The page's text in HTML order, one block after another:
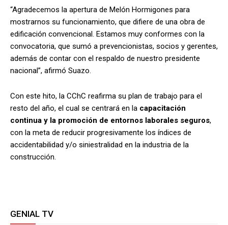
“Agradecemos la apertura de Melón Hormigones para
mostrarnos su funcionamiento, que difiere de una obra de
edificación convencional. Estamos muy conformes con la
convocatoria, que sumó a prevencionistas, socios y gerentes,
además de contar con el respaldo de nuestro presidente
nacional”, afirmó Suazo.
Con este hito, la CChC reafirma su plan de trabajo para el
resto del año, el cual se centrará en la capacitación
continua y la promoción de entornos laborales seguros,
con la meta de reducir progresivamente los índices de
accidentabilidad y/o siniestralidad en la industria de la
construcción.
GENIAL TV